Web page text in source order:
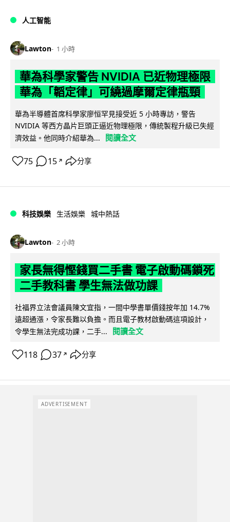
人工智能
Lawton 1 小時
華為科學家警告 NVIDIA 已近物理極限
華為「韜定律」可繞過摩爾定律瓶頸
華為半導體首席科學家廖恒罕見接受近 5 小時專訪，警告
NVIDIA 等西方晶片巨頭正逼近物理極限，傳統製程升級已失經
濟效益。他同時介紹華為...
閱讀全文
75 15 ↗ 分享
科技娛樂 生活娛樂 城中熱話
Lawton 2 小時
家長無得慳錢買二手書 電子啟動碼鎖死
二手教科書 學生無法做功課
社福界立法會議員陳文宜指，一間中學書單價錢按年加 14.7%
遠超通漲，令家長難以負擔。而且電子教材啟動碼這項設計，
令學生無法完成功課，二手...
閱讀全文
118 37 ↗ 分享
ADVERTISEMENT